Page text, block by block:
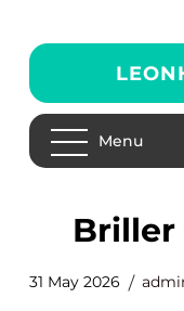
Menu
31 May 2026